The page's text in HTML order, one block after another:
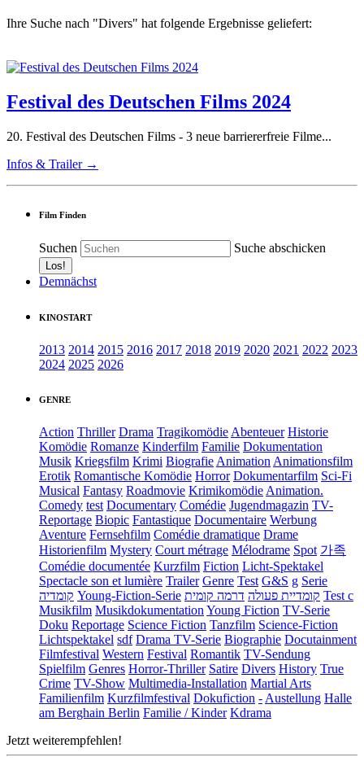
Ihre Suche nach "Divers" hat folgende Ergebnisse geliefert:
Festival des Deutschen Films 2024
20. Festival des Deutschen Films - 3 neue barriererfreie Filme...
Infos & Trailer →
Film Finden
Suchen Suche abschicken
Demnächst
KINOSTART
2013 2014 2015 2016 2017 2018 2019 2020 2021 2022 2023
2024 2025 2026
GENRE
Action Thriller Drama TragikomödieAbenteuer Historie
Komödie Romanze Kinderfilm Familie Dokumentation
Musik Kriegsfilm Krimi BiografieAnimationAnimationsfilm
Erotik Romantische Komödie Horror Dokumentarfilm Sci-Fi
Musical Fantasy Roadmovie KrimikomödieAnimation.
Comedy test Documentary Comédie Jugendmagazin TV-
Reportage Biopic Fantastique Documentaire Werbung
Aventure Fernsehfilm Comédie dramatique Drame
Historienfilm Mystery Court métrage Mélodrame Spot 가족
Comédie documentée Kurzfilm Fiction Licht-Spektakel
Spectacle son et lumière Trailer Genre Test G&S g Serie
קומדיה Young-Fiction-Serie קומדיית פעולה דרמה קומית
Test c
Musikfilm MusikdokumentationYoung Fiction TV-Serie
Doku Reportage Science Fiction Tanzfilm Science-Fiction
Lichtspektakel sdf Drama TV-Serie Biographie Docutainment
Filmfestival Western Festival Romantik TV-Sendung
Spielfilm Genres Horror-Thriller Satire Divers History True
Crime TV-Show Multimedia-Installation Martial Arts
Familienfilm Kurzfilmfestival Dokufiction -Austellung Halle
am Berghain Berlin Familie / Kinder Kdrama
Jetzt weiterempfehlen!